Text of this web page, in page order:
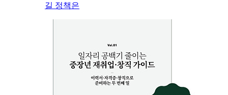
길 정책은